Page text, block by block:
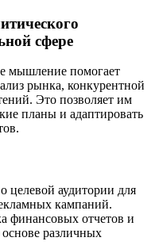
сфере
мышление помогает
рынка, конкурентной
Это позволяет им
планы и адаптировать
целевой аудитории для
кампаний.
финансовых отчетов и
различных